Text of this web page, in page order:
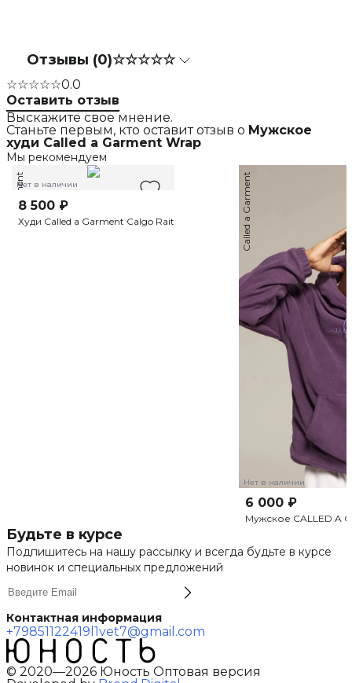
Отзывы (0)☆☆☆☆☆
☆☆☆☆☆0.0
Оставить отзыв
Выскажите свое мнение.
Станьте первым, кто оставит отзыв о Мужское
худи Called a Garment Wrap
Мы рекомендуем
Нет в наличии
Called a Garment
8 500 ₽
Худи Called a Garment Calgo Rait
Нет в наличии
Called a Garment
6 000 ₽
Мужское CALLED A
Будьте в курсе
Подпишитесь на нашу рассылку и всегда будьте в курсе
новинок и специальных предложений
Контактная информация
+79851122419 l1vet7@gmail.com
© 2020—2026 Юность Оптовая версия